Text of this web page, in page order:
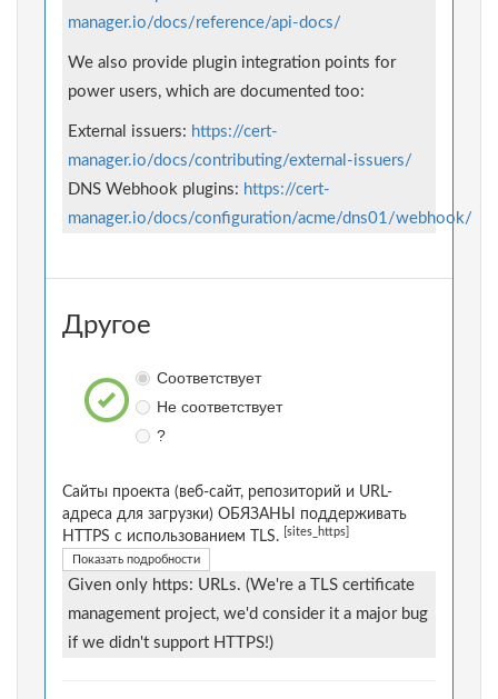
manager.io/docs/reference/api-docs/
We also provide plugin integration points for
power users, which are documented too:
External issuers: https://cert-
manager.io/docs/contributing/external-issuers/
DNS Webhook plugins: https://cert-
manager.io/docs/configuration/acme/dns01/webhook/
Другое
Соответствует
Не соответствует
?
Сайты проекта (веб-сайт, репозиторий и URL-
адреса для загрузки) ОБЯЗАНЫ поддерживать
HTTPS с использованием TLS.
[sites_https]
Показать подробности
Given only https: URLs. (We're a TLS certificate
management project, we'd consider it a major bug
if we didn't support HTTPS!)